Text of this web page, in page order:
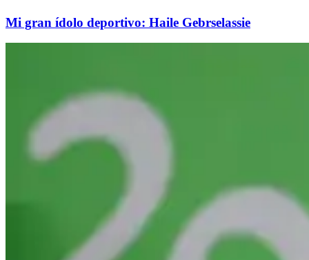
Mi gran ídolo deportivo: Haile Gebrselassie